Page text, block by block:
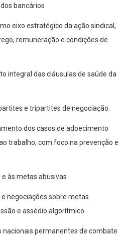
bancários
eixo estratégico da ação sindical,
remuneração e condições de
das cláusulas de saúde da
e tripartites de negociação.
dos casos de adoecimento
trabalho, com foco na prevenção e
às metas abusivas
sobre metas
e assédio algorítmico.
permanentes de combate